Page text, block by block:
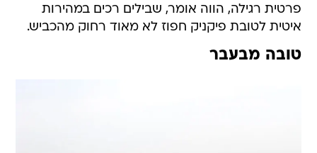
פרטית רגילה, הווה אומר, שבילים רכים במהירות
איטית לטובת פיקניק חפוז לא מאוד רחוק מהכביש.
טובה מבעבר